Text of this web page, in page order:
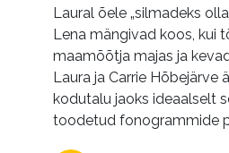
Laural õele „silmadeks
Lena mängivad koos, kui
maamõõtja majas ja
Laura ja Carrie Hõbejärve
kodutalu jaoks ideaalselt
toodetud fonogrammide